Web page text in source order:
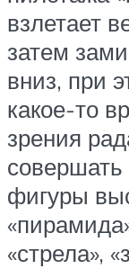
взлетает
затем
вниз, при
какое-то
зрения
фигуры
«стрела»,